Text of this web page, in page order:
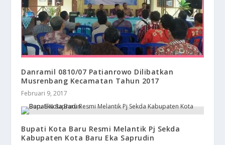
Danramil 0810/07 Patianrowo Dilibatkan
Musrenbang Kecamatan Tahun 2017
Februari 9, 2017
Bupati Kota Baru Resmi Melantik Pj Sekda
Kabupaten Kota Baru Eka Saprudin